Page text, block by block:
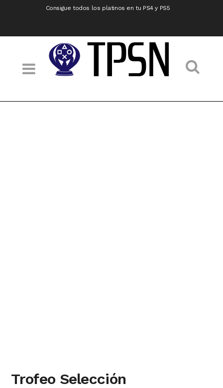
Consigue todos los platinos en tu PS4 y PS5
Trofeo Selección